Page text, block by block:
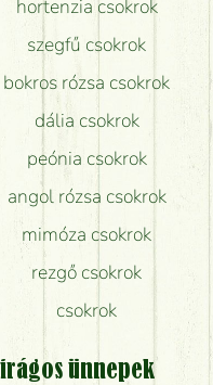
hortenzia csokrok
szegfű csokrok
bokros rózsa csokrok
dália csokrok
peónia csokrok
angol rózsa csokrok
mimóza csokrok
rezgő csokrok
csokrok
ünnepek